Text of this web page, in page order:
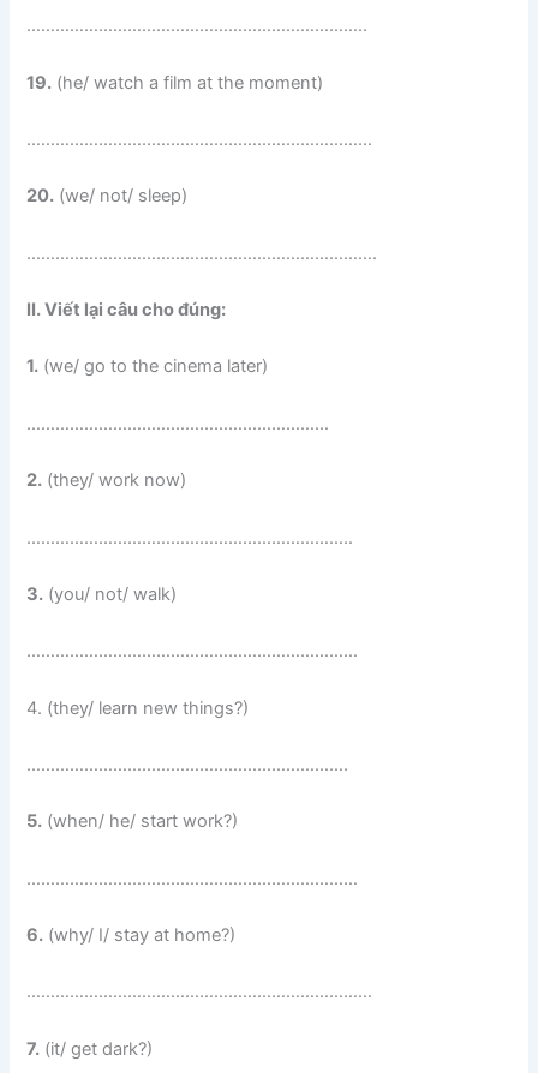
……………………………………………………………..
19. (he/ watch a film at the moment)
………………………………………………………………
20. (we/ not/ sleep)
……………………………………………………………….
II. Viết lại câu cho đúng:
1. (we/ go to the cinema later)
………………………………………………………
2. (they/ work now)
…………………………………………………………..
3. (you/ not/ walk)
……………………………………………………………
4. (they/ learn new things?)
………………………………………………………….
5. (when/ he/ start work?)
……………………………………………………………
6. (why/ I/ stay at home?)
………………………………………………………………
7. (it/ get dark?)